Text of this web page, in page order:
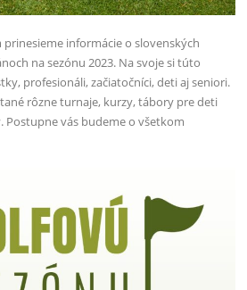
informácie o slovenských
na sezónu 2023. Na svoje si túto
profesionáli, začiatočníci, deti aj seniori.
rôzne turnaje, kurzy, tábory pre deti
Postupne vás budeme o všetkom